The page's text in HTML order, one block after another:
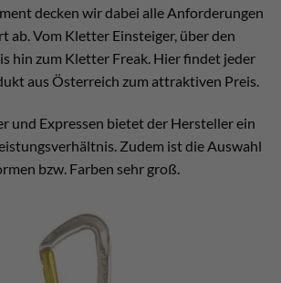
decken wir dabei alle Anforderungen
ab. Vom Kletter Einsteiger, über den
hin zum Kletter Freak. Hier findet jeder
aus Österreich zum attraktiven Preis.
und Expressen bietet der Hersteller ein
Zudem ist die Auswahl
bzw. Farben sehr groß.